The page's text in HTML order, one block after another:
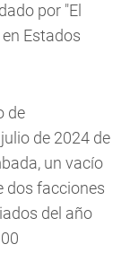
por "El
Estados
de
de 2024 de
un vacío
dos facciones
del año